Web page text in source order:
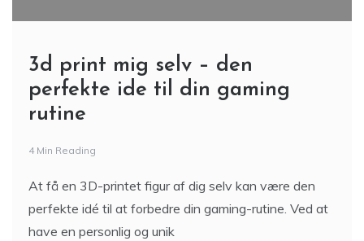
3d print mig selv – den
perfekte ide til din gaming
rutine
4 Min Reading
At få en 3D-printet figur af dig selv kan være den
perfekte idé til at forbedre din gaming-rutine. Ved at
have en personlig og unik